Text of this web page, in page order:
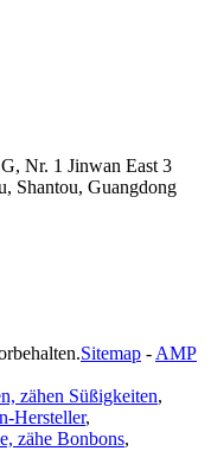
Nr. 1 Jinwan East 3
Shantou, Guangdong
Sitemap - AMP
zähen Süßigkeiten,
Hersteller,
zähe Bonbons,